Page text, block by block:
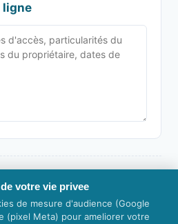
ligne
fermer la page.
PDF Tout décocher
votre vie privee
de mesure d'audience (Google
(pixel Meta) pour ameliorer votre